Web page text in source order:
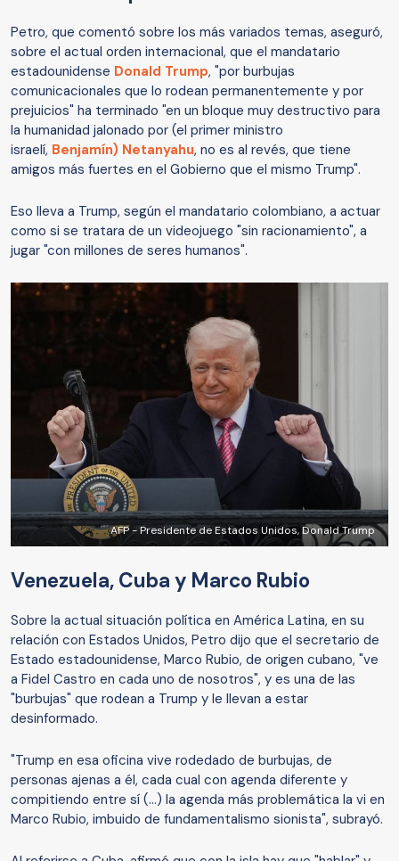
Petro, que comentó sobre los más variados temas, aseguró,
sobre el actual orden internacional, que el mandatario
estadounidense Donald Trump, "por burbujas
comunicacionales que lo rodean permanentemente y por
prejuicios" ha terminado "en un bloque muy destructivo para
la humanidad jalonado por (el primer ministro
israelí, Benjamín) Netanyahu, no es al revés, que tiene
amigos más fuertes en el Gobierno que el mismo Trump".
Eso lleva a Trump, según el mandatario colombiano, a actuar
como si se tratara de un videojuego "sin racionamiento", a
jugar "con millones de seres humanos".
AFP - Presidente de Estados Unidos, Donald Trump
Venezuela, Cuba y Marco Rubio
Sobre la actual situación política en América Latina, en su
relación con Estados Unidos, Petro dijo que el secretario de
Estado estadounidense, Marco Rubio, de origen cubano, "ve
a Fidel Castro en cada uno de nosotros", y es una de las
"burbujas" que rodean a Trump y le llevan a estar
desinformado.
"Trump en esa oficina vive rodedado de burbujas, de
personas ajenas a él, cada cual con agenda diferente y
compitiendo entre sí (...) la agenda más problemática la vi en
Marco Rubio, imbuido de fundamentalismo sionista", subrayó.